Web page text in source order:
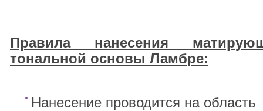
Правила нанесения
тональной основы Ламбре:
Нанесение проводится на область